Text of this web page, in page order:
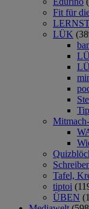
Fit für
LÜK
Tafel,
tiptoi
ÜBEN